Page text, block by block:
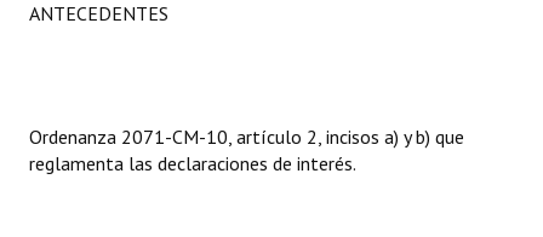
Organigrama
ANTECEDENTES
Ordenanza 2071-CM-10, artículo 2, incisos a) y b) que
reglamenta las declaraciones de interés.